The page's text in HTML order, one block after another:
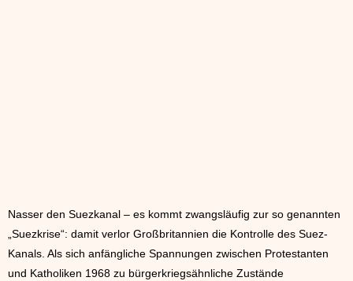
Nasser den Suezkanal – es kommt zwangsläufig zur so genannten
„Suezkrise“: damit verlor Großbritannien die Kontrolle des Suez-
Kanals. Als sich anfängliche Spannungen zwischen Protestanten
und Katholiken 1968 zu bürgerkriegsähnliche Zustände